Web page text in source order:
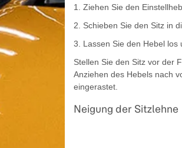
1. Ziehen Sie den
2. Schieben Sie den Sitz in
3. Lassen Sie den Hebel los
Stellen Sie den Sitz vor der
Anziehen des Hebels nach
eingerastet.
Neigung der Sitzlehne